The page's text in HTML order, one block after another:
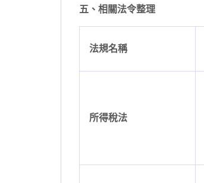
五、相關法令整理
法規名稱
所得稅法